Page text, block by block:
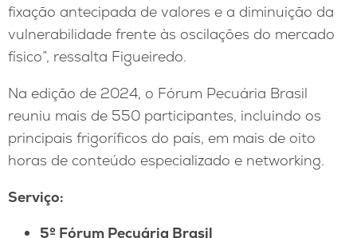
fixação antecipada de valores e a diminuição da
vulnerabilidade frente às oscilações do mercado
físico”, ressalta Figueiredo.
Na edição de 2024, o Fórum Pecuária Brasil
reuniu mais de 550 participantes, incluindo os
principais frigoríficos do país, em mais de oito
horas de conteúdo especializado e networking.
Serviço:
5º Fórum Pecuária Brasil